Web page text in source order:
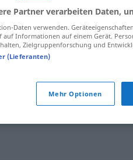
forlegen FIG
ikkevære
hjælpende
Partner verarbeiten Daten,
Daten verwenden.
Informationen auf einem Gerät.
Zielgruppenforschung und
(Lieferanten)
Mehr Optionen